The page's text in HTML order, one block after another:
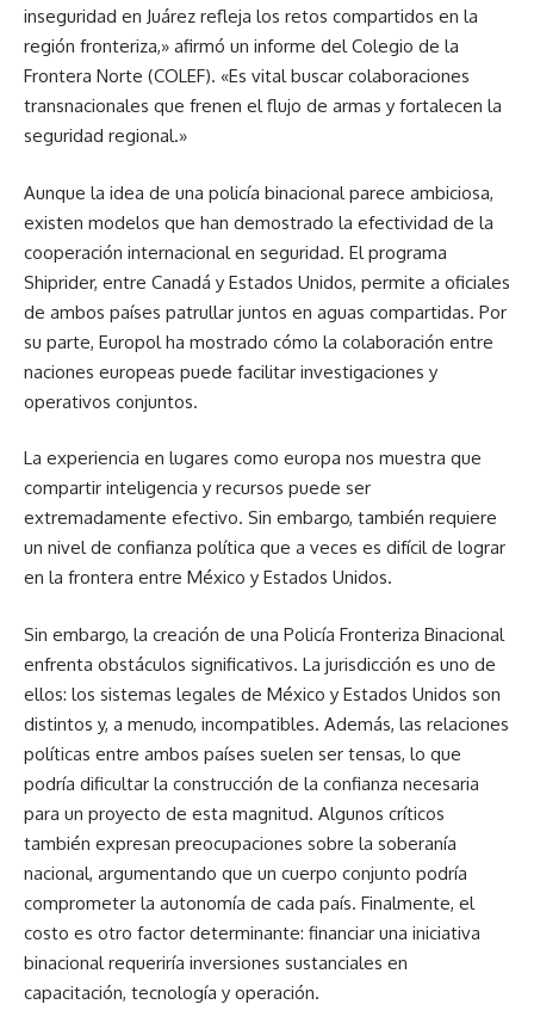
inseguridad en Juárez refleja los retos compartidos en la
región fronteriza,» afirmó un informe del Colegio de la
Frontera Norte (COLEF). «Es vital buscar colaboraciones
transnacionales que frenen el flujo de armas y fortalecen la
seguridad regional.»
Aunque la idea de una policía binacional parece ambiciosa,
existen modelos que han demostrado la efectividad de la
cooperación internacional en seguridad. El programa
Shiprider, entre Canadá y Estados Unidos, permite a oficiales
de ambos países patrullar juntos en aguas compartidas. Por
su parte, Europol ha mostrado cómo la colaboración entre
naciones europeas puede facilitar investigaciones y
operativos conjuntos.
La experiencia en lugares como europa nos muestra que
compartir inteligencia y recursos puede ser
extremadamente efectivo. Sin embargo, también requiere
un nivel de confianza política que a veces es difícil de lograr
en la frontera entre México y Estados Unidos.
Sin embargo, la creación de una Policía Fronteriza Binacional
enfrenta obstáculos significativos. La jurisdicción es uno de
ellos: los sistemas legales de México y Estados Unidos son
distintos y, a menudo, incompatibles. Además, las relaciones
políticas entre ambos países suelen ser tensas, lo que
podría dificultar la construcción de la confianza necesaria
para un proyecto de esta magnitud. Algunos críticos
también expresan preocupaciones sobre la soberanía
nacional, argumentando que un cuerpo conjunto podría
comprometer la autonomía de cada país. Finalmente, el
costo es otro factor determinante: financiar una iniciativa
binacional requeriría inversiones sustanciales en
capacitación, tecnología y operación.